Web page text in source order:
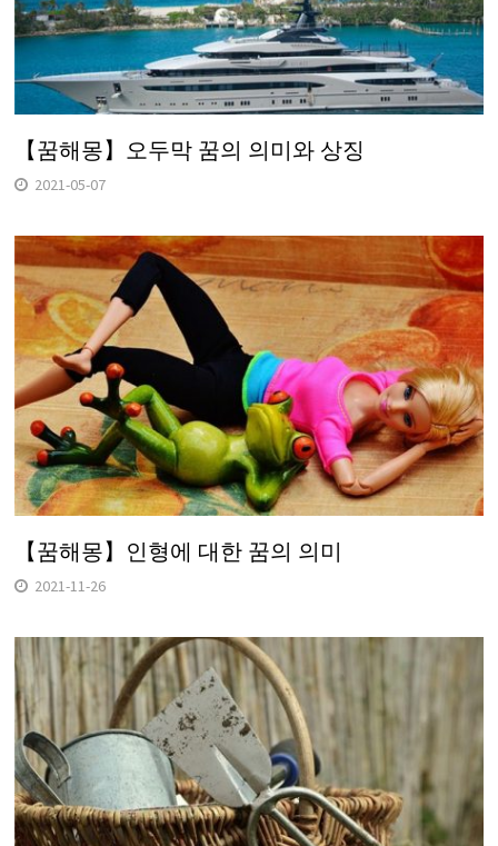
【꿈해몽】오두막 꿈의 의미와 상징
2021-05-07
【꿈해몽】인형에 대한 꿈의 의미
2021-11-26